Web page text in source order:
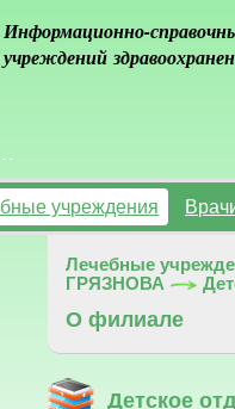
Информационно-
учреждений
учреждения
Лечебные
ГРЯЗНОВА
О филиале
Детское